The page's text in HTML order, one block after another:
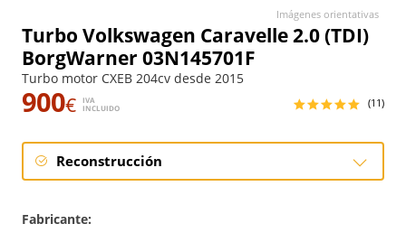
Turbo Volkswagen Caravelle 2.0 (TDI)
BorgWarner 03N145701F
Turbo motor CXEB 204cv desde 2015
900€
IVA
INCLUIDO
(11)
Reconstrucción
Fabricante:
Imágenes orientativas